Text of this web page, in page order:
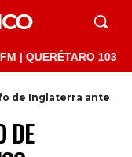
103.1 FM
de Inglaterra ante
DE